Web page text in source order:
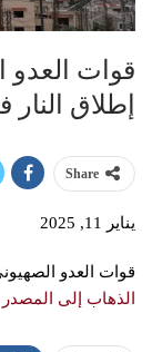
قوات
إطلاق النار
Share
يناير 11, 2025
قوات العدو
الذهاب إلى المصدر